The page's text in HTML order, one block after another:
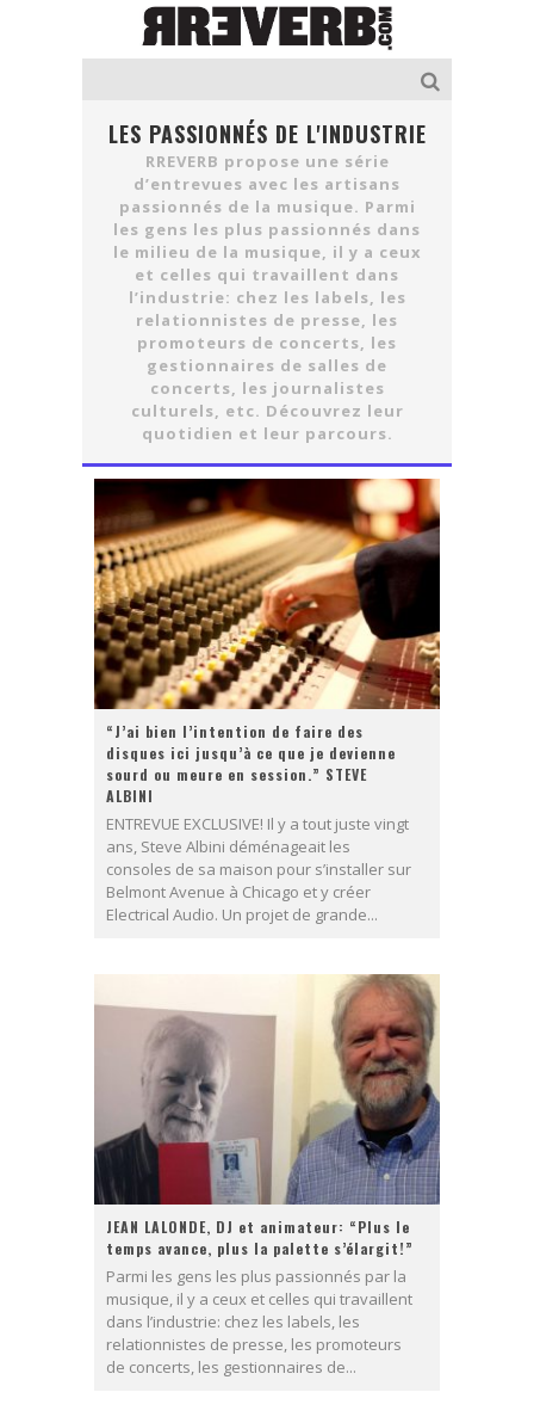
LES PASSIONNÉS DE L'INDUSTRIE
RREVERB propose une série
d’entrevues avec les artisans
passionnés de la musique. Parmi
les gens les plus passionnés dans
le milieu de la musique, il y a ceux
et celles qui travaillent dans
l’industrie: chez les labels, les
relationnistes de presse, les
promoteurs de concerts, les
gestionnaires de salles de
concerts, les journalistes
culturels, etc. Découvrez leur
quotidien et leur parcours.
“J’ai bien l’intention de faire des
disques ici jusqu’à ce que je devienne
sourd ou meure en session.” STEVE
ALBINI
ENTREVUE EXCLUSIVE! Il y a tout juste vingt
ans, Steve Albini déménageait les
consoles de sa maison pour s’installer sur
Belmont Avenue à Chicago et y créer
Electrical Audio. Un projet de grande...
JEAN LALONDE, DJ et animateur: “Plus le
temps avance, plus la palette s’élargit!”
Parmi les gens les plus passionnés par la
musique, il y a ceux et celles qui travaillent
dans l’industrie: chez les labels, les
relationnistes de presse, les promoteurs
de concerts, les gestionnaires de...